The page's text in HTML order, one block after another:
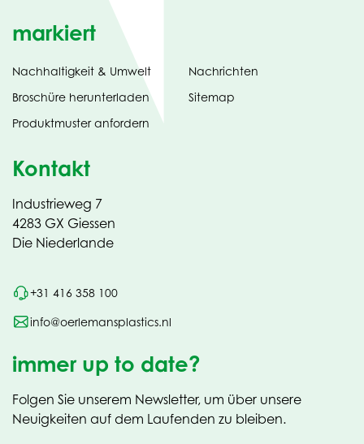
markiert
Nachhaltigkeit & Umwelt
Broschüre herunterladen(opens
in
new
Produktmuster anfordern
Nachrichten
Sitemap
Kontakt
Industrieweg 7
4283 GX Giessen
Die Niederlande
+31 416 358 100
info@oerlemansplastics.nl
immer up to date?
Folgen Sie unserem Newsletter, um über unsere
Neuigkeiten auf dem Laufenden zu bleiben.